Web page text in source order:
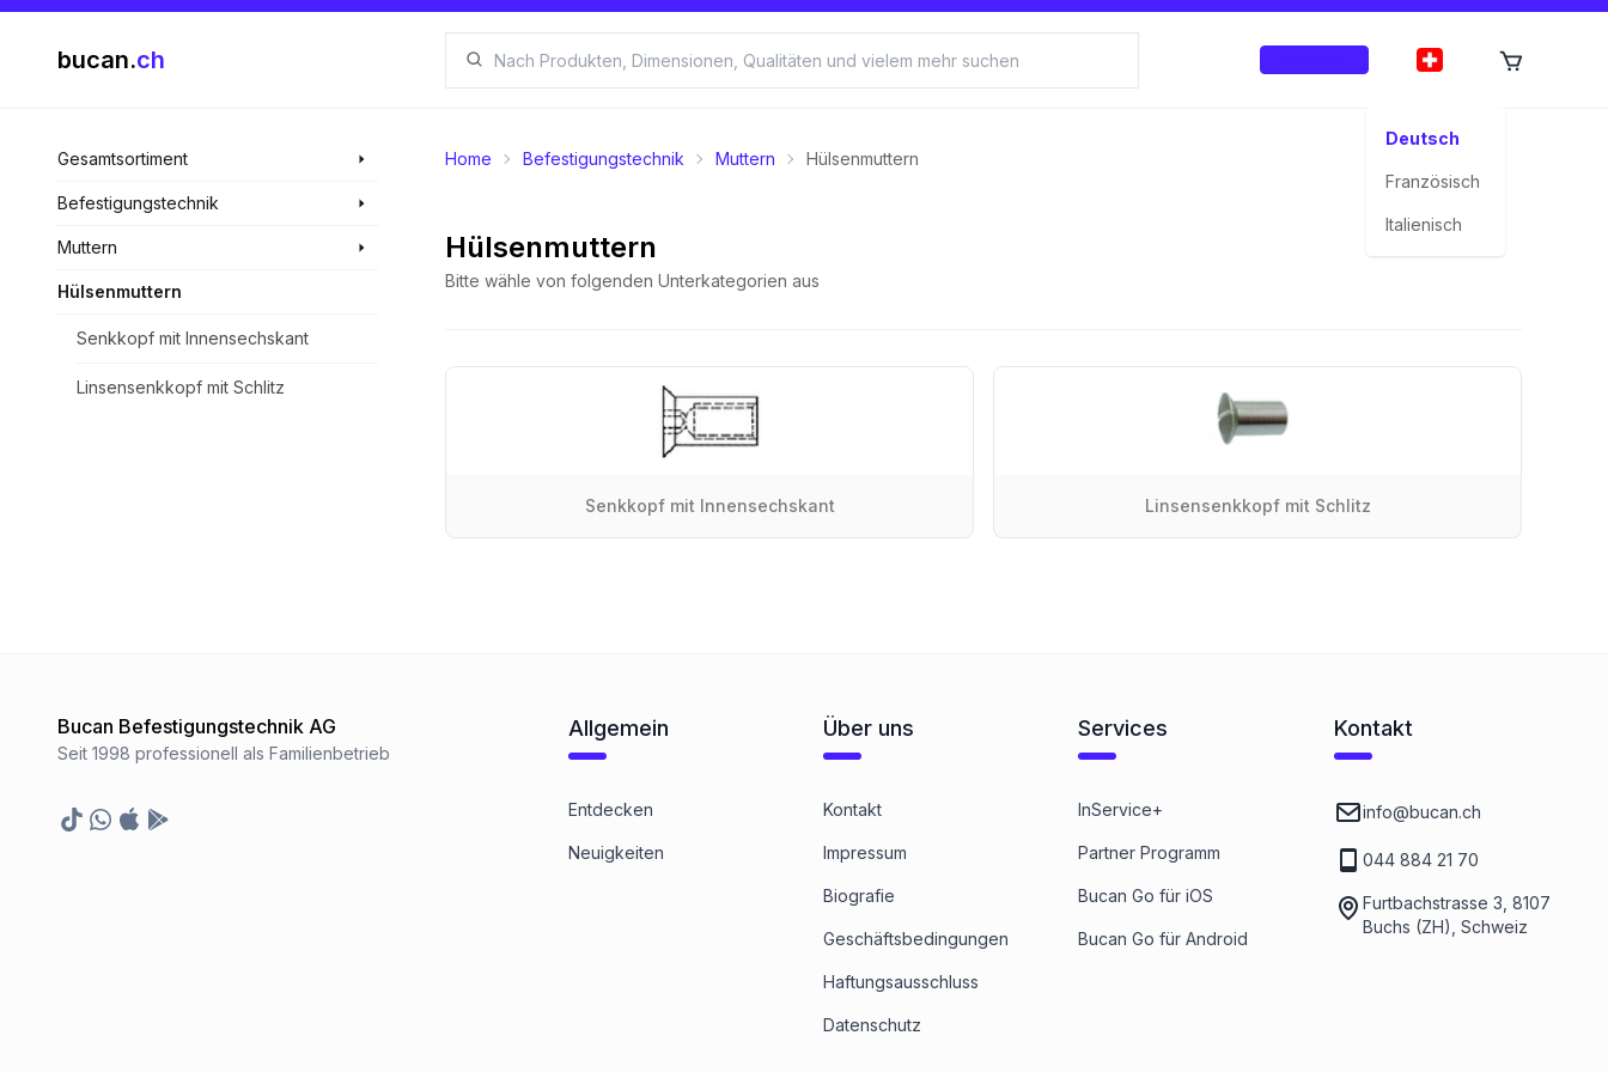
bucan.ch
Deutsch
Französisch
Italienisch
Gesamtsortiment
Befestigungstechnik
Muttern
Hülsenmuttern
Senkkopf mit Innensechskant
Linsensenkkopf mit Schlitz
Home Befestigungstechnik Muttern Hülsenmuttern
Hülsenmuttern
Bitte wähle von folgenden Unterkategorien aus
Senkkopf mit Innensechskant Linsensenkkopf mit Schlitz
Bucan Befestigungstechnik AG
Seit 1998 professionell als Familienbetrieb
TikTokWhatsapp
Appstore
Google Play Store
Allgemein
Entdecken
Neuigkeiten
Über uns
Kontakt
Impressum
Biografie
Geschäftsbedingungen
Haftungsausschluss
Datenschutz
Services
InService+
Partner Programm
Bucan Go für iOS
Bucan Go für Android
Kontakt
info@bucan.ch
044 884 21 70
Furtbachstrasse 3, 8107
Buchs (ZH), Schweiz